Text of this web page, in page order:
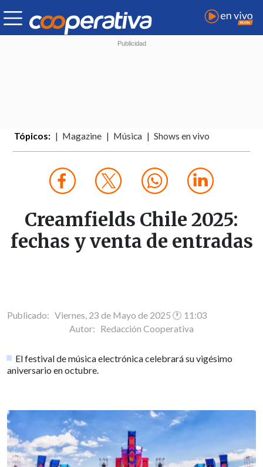
Tópicos: Magazine Música Shows en vivo
Creamfields Chile 2025:
fechas y venta de entradas
Publicado: Viernes, 23 de Mayo de 2025 🕐 11:03
Autor: Redacción Cooperativa
El festival de música electrónica celebrará su vigésimo
aniversario en octubre.